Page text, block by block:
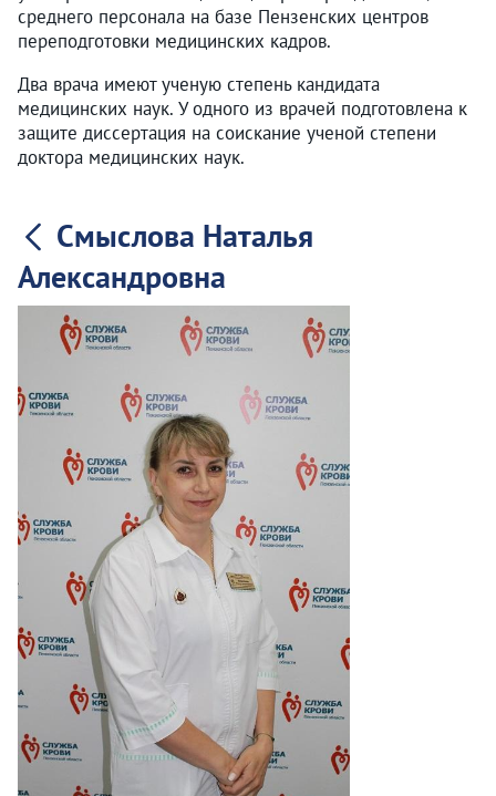
среднего персонала на базе Пензенских центров
переподготовки медицинских кадров.
Два врача имеют ученую степень кандидата
медицинских наук. У одного из врачей подготовлена к
защите диссертация на соискание ученой степени
доктора медицинских наук.
Смыслова Наталья
Александровна